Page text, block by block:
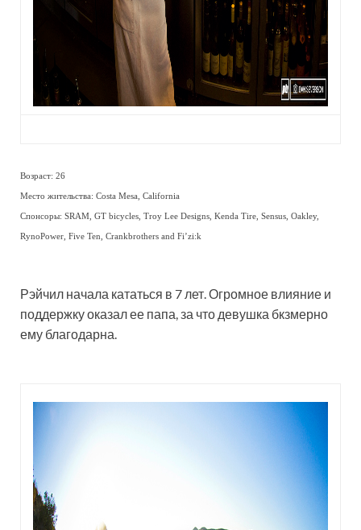
Возраст: 26
Место жительства: Costa Mesa, California
Спонсоры: SRAM, GT bicycles, Troy Lee Designs, Kenda Tire, Sensus, Oakley,
RynoPower, Five Ten, Crankbrothers and Fi’zi:k
Рэйчил начала кататься в 7 лет. Огромное влияние и
поддержку оказал ее папа, за что девушка бкзмерно
ему благодарна.